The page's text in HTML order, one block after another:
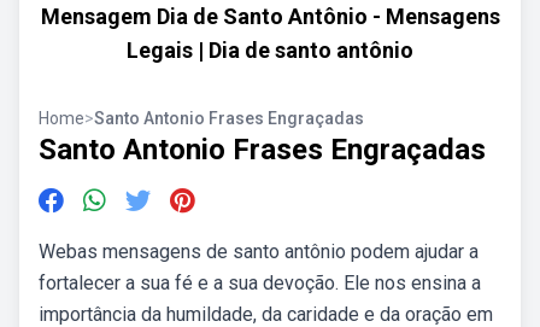
Mensagem Dia de Santo Antônio - Mensagens
Legais | Dia de santo antônio
Home>Santo Antonio Frases Engraçadas
Santo Antonio Frases Engraçadas
Webas mensagens de santo antônio podem ajudar a
fortalecer a sua fé e a sua devoção. Ele nos ensina a
importância da humildade, da caridade e da oração em